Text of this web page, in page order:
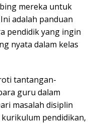
mereka untuk
adalah panduan
pendidik yang ingin
nyata dalam kelas
tantangan-
guru dalam
masalah disiplin
pendidikan,